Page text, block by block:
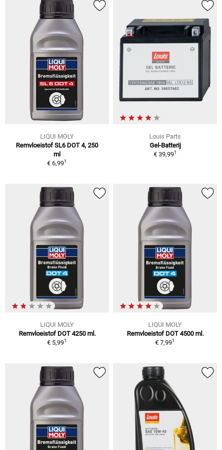
LIQUI MOLY
Remvloeistof SL6 DOT 4, 250
ml
€ 6,991
Louis Parts
Gel-Batterij
€ 39,991
LIQUI MOLY
Remvloeistof DOT 4250 ml.
€ 5,991
LIQUI MOLY
Remvloeistof DOT 4500 ml.
€ 7,991